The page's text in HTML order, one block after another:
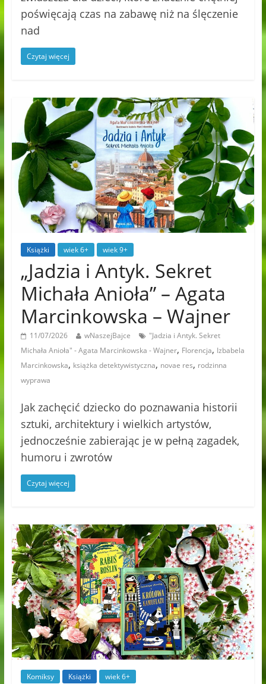
poświęcają czas na zabawę niż na ślęczenie
nad
Czytaj więcej
Książki wiek 6+ wiek 9+
„Jadzia i Antyk. Sekret
Michała Anioła” – Agata
Marcinkowska – Wajner
11/07/2026 wNaszejBajce
"Jadzia i Antyk. Sekret
Michała Anioła" - Agata Marcinkowska - Wajner, Florencja, Izbabela
Marcinkowska, książka detektywistyczna, novae res, rodzinna
wyprawa
Jak zachęcić dziecko do poznawania historii
sztuki, architektury i wielkich artystów,
jednocześnie zabierając je w pełną zagadek,
humoru i zwrotów
Czytaj więcej
Komiksy Książki wiek 6+